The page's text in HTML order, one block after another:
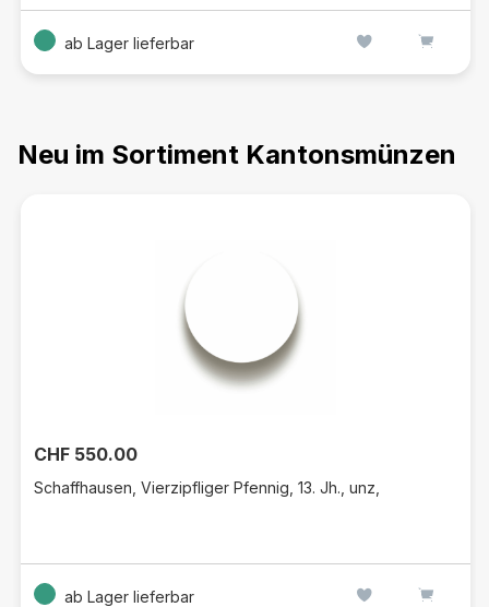
ab Lager lieferbar
Neu im Sortiment Kantonsmünzen
CHF 550.00
Schaffhausen, Vierzipfliger Pfennig, 13. Jh., unz,
ab Lager lieferbar